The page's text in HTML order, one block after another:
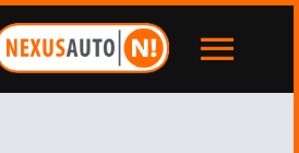
menu